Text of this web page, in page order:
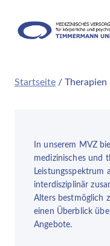
springen
Startseite / Therapien
In unserem MVZ
medizinisches und
Leistungsspektrum
interdisziplinär
Alters bestmöglich
einen Überblick
Angebote.